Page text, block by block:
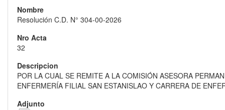
Resolución C.D. N° 304-00-2026
32
POR LA CUAL SE REMITE A LA COMISIÓN ASESORA
ENFERMERÍA FILIAL SAN ESTANISLAO Y CARRERA DE